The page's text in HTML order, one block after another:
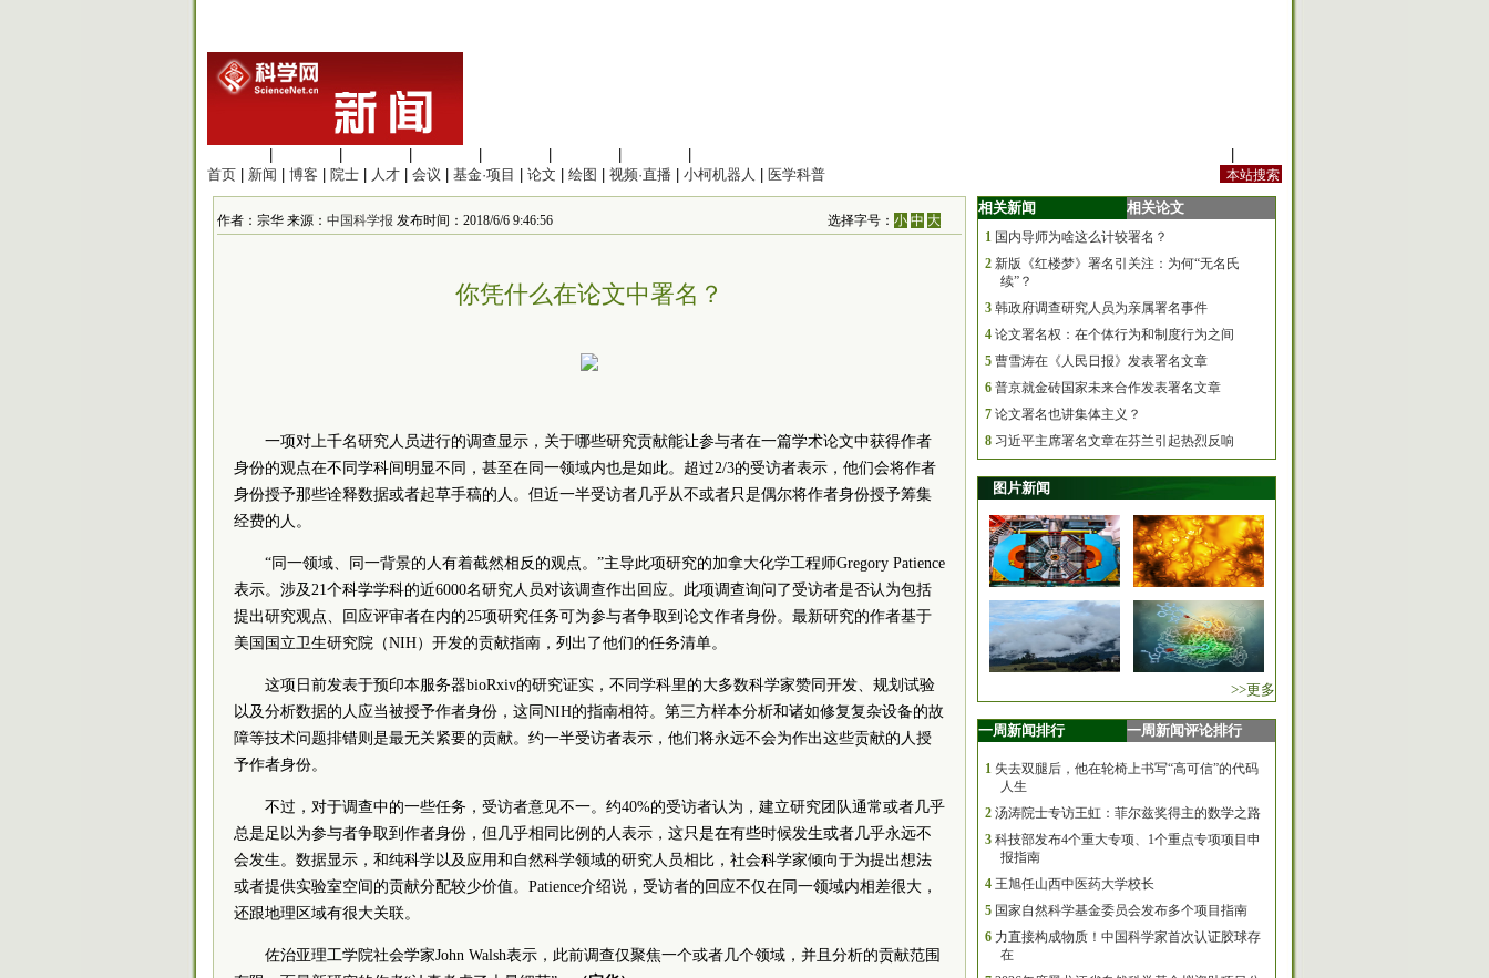
首页
新闻 博客 院士 人才 会议 基金·项目 论文 绘图 视频·直播 小柯机器人 医学科普
作者：宗华 来源： 中国科学报 发布时间：2018/6/6 9:46:56 选择字号：小 中 大
你凭什么在论文中署名？
一项对上千名研究人员进行的调查显示，关于哪些研究贡献能让参与者在一篇学术论文中获得作者
身份的观点在不同学科间明显不同，甚至在同一领域内也是如此。超过2/3的受访者表示，他们会将作者
身份授予那些诠释数据或者起草手稿的人。但近一半受访者几乎从不或者只是偶尔将作者身份授予筹集
经费的人。
“同一领域、同一背景的人有着截然相反的观点。”主导此项研究的加拿大化学工程师Gregory Patience
表示。涉及21个科学学科的近6000名研究人员对该调查作出回应。此项调查询问了受访者是否认为包括
提出研究观点、回应评审者在内的25项研究任务可为参与者争取到论文作者身份。最新研究的作者基于
美国国立卫生研究院（NIH）开发的贡献指南，列出了他们的任务清单。
这项日前发表于预印本服务器bioRxiv的研究证实，不同学科里的大多数科学家赞同开发、规划试验
以及分析数据的人应当被授予作者身份，这同NIH的指南相符。第三方样本分析和诸如修复复杂设备的故
障等技术问题排错则是最无关紧要的贡献。约一半受访者表示，他们将永远不会为作出这些贡献的人授
予作者身份。
不过，对于调查中的一些任务，受访者意见不一。约40%的受访者认为，建立研究团队通常或者几乎
总是足以为参与者争取到作者身份，但几乎相同比例的人表示，这只是在有些时候发生或者几乎永远不
会发生。数据显示，和纯科学以及应用和自然科学领域的研究人员相比，社会科学家倾向于为提出想法
或者提供实验室空间的贡献分配较少价值。Patience介绍说，受访者的回应不仅在同一领域内相差很大，
还跟地理区域有很大关联。
佐治亚理工学院社会学家John Walsh表示，此前调查仅聚焦一个或者几个领域，并且分析的贡献范围
相关新闻 相关论文
1 国内导师为啥这么计较署名？
2 新版《红楼梦》署名引关注：为何“无名氏
续”？
3 韩政府调查研究人员为亲属署名事件
4 论文署名权：在个体行为和制度行为之间
5 曹雪涛在《人民日报》发表署名文章
6 普京就金砖国家未来合作发表署名文章
7 论文署名也讲集体主义？
8 习近平主席署名文章在芬兰引起热烈反响
图片新闻
>>更多
一周新闻排行 一周新闻评论排行
1 失去双腿后，他在轮椅上书写“高可信”的代码
人生
2 汤涛院士专访王虹：菲尔兹奖得主的数学之路
3 科技部发布4个重大专项、1个重点专项项目申
报指南
4 王旭任山西中医药大学校长
5 国家自然科学基金委员会发布多个项目指南
6 力直接构成物质！中国科学家首次认证胶球存
在